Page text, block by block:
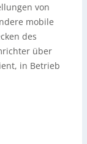
von
mobile
des
über
in Betrieb